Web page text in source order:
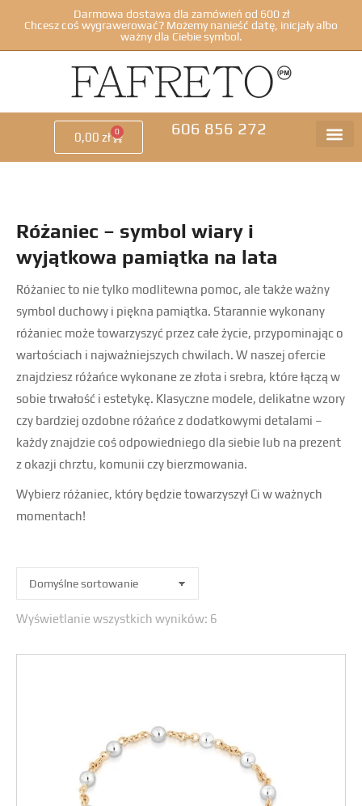
Darmowa dostawa dla zamówień od 600 zł
Chcesz coś wygrawerować? Możemy nanieść datę, inicjały albo
ważny dla Ciebie symbol.
0,00 zł 0 606 856 272
Różaniec – symbol wiary i
wyjątkowa pamiątka na lata
Różaniec to nie tylko modlitewna pomoc, ale także ważny
symbol duchowy i piękna pamiątka. Starannie wykonany
różaniec może towarzyszyć przez całe życie, przypominając o
wartościach i najważniejszych chwilach. W naszej ofercie
znajdziesz różańce wykonane ze złota i srebra, które łączą w
sobie trwałość i estetykę. Klasyczne modele, delikatne wzory
czy bardziej ozdobne różańce z dodatkowymi detalami –
każdy znajdzie coś odpowiedniego dla siebie lub na prezent
z okazji chrztu, komunii czy bierzmowania.
Wybierz różaniec, który będzie towarzyszył Ci w ważnych
momentach!
Wyświetlanie wszystkich wyników: 6